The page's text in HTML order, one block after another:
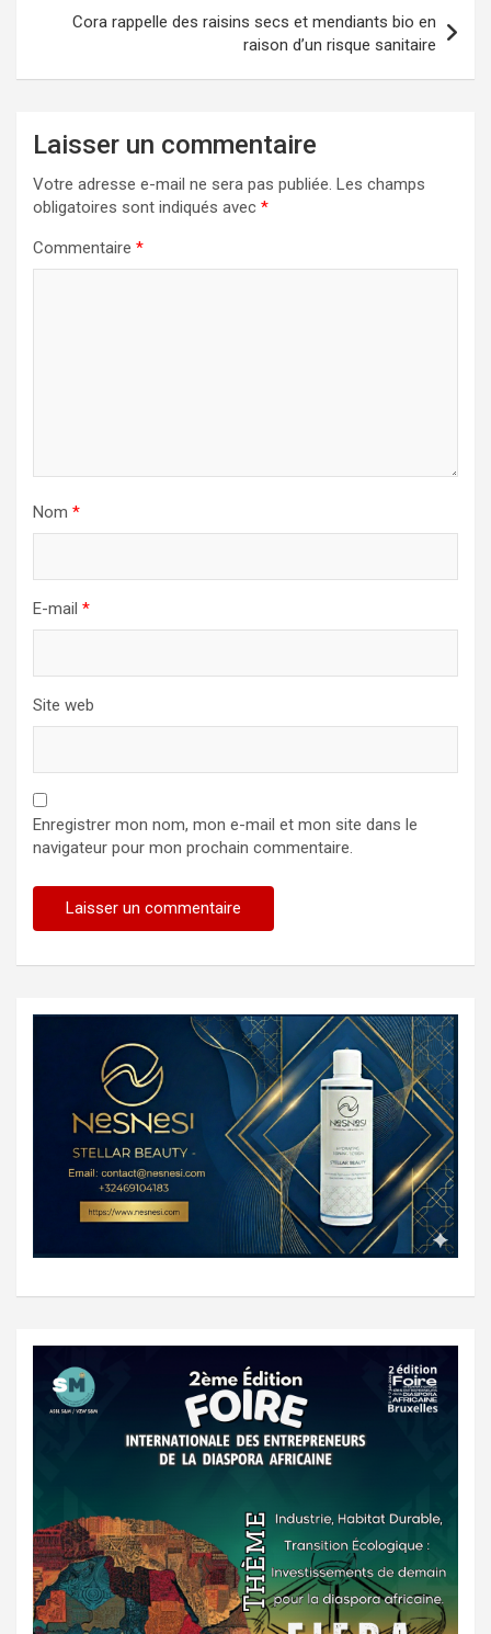
Cora rappelle des raisins secs et mendiants bio en
raison d’un risque sanitaire
Laisser un commentaire
Votre adresse e-mail ne sera pas publiée. Les champs
obligatoires sont indiqués avec *
Commentaire *
Nom *
E-mail *
Site web
Enregistrer mon nom, mon e-mail et mon site dans le
navigateur pour mon prochain commentaire.